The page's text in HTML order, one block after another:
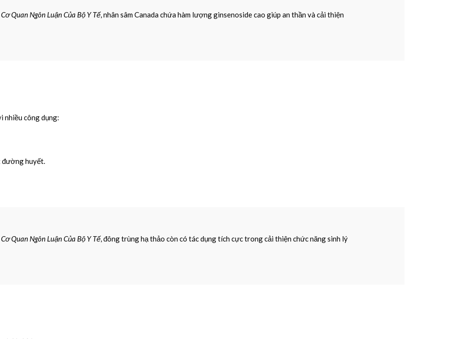
Quan Ngôn Luận Của Bộ Y Tế, nhân sâm Canada chứa hàm lượng ginsenoside cao giúp an thần và cải thiện
nhiều công dụng:
đường huyết.
Quan Ngôn Luận Của Bộ Y Tế, đông trùng hạ thảo còn có tác dụng tích cực trong cải thiện chức năng sinh lý